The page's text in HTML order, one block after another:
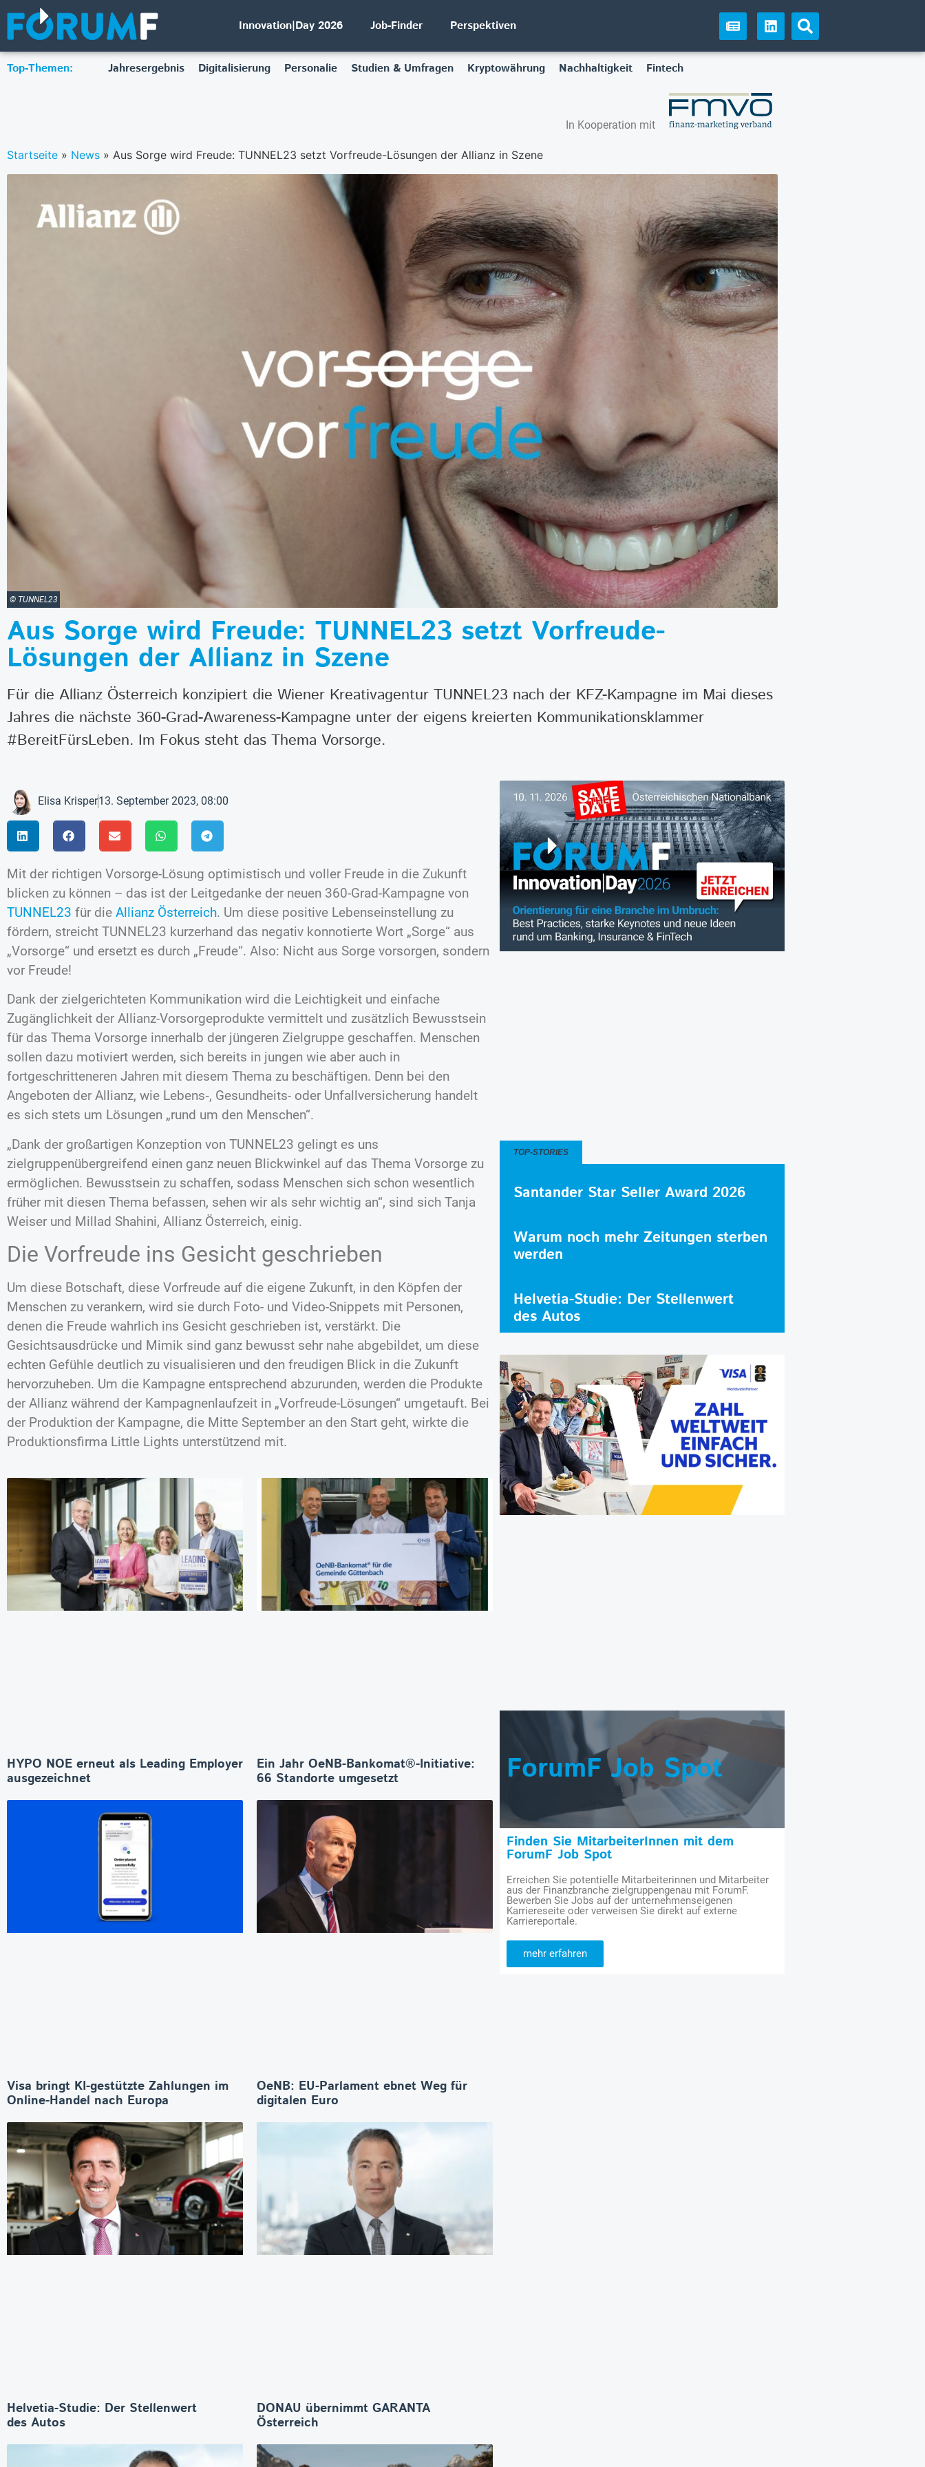
Innovation|Day 2026 Job-Finder Perspektiven
Top-Themen: Jahresergebnis Digitalisierung Personalie Studien & Umfragen Kryptowährung Nachhaltigkeit Fintech
In Kooperation mit
Startseite » News » Aus Sorge wird Freude: TUNNEL23 setzt Vorfreude-Lösungen der Allianz in Szene
© TUNNEL23
Aus Sorge wird Freude: TUNNEL23 setzt Vorfreude-
Lösungen der Allianz in Szene
Für die Allianz Österreich konzipiert die Wiener Kreativagentur TUNNEL23 nach der KFZ-Kampagne im Mai dieses
Jahres die nächste 360-Grad-Awareness-Kampagne unter der eigens kreierten Kommunikationsklammer
#BereitFürsLeben. Im Fokus steht das Thema Vorsorge.
Elisa Krisper13. September 2023, 08:00
Mit der richtigen Vorsorge-Lösung optimistisch und voller Freude in die Zukunft
blicken zu können – das ist der Leitgedanke der neuen 360-Grad-Kampagne von
TUNNEL23 für die Allianz Österreich. Um diese positive Lebenseinstellung zu
fördern, streicht TUNNEL23 kurzerhand das negativ konnotierte Wort „Sorge“ aus
„Vorsorge“ und ersetzt es durch „Freude“. Also: Nicht aus Sorge vorsorgen, sondern
vor Freude!
Dank der zielgerichteten Kommunikation wird die Leichtigkeit und einfache
Zugänglichkeit der Allianz-Vorsorgeprodukte vermittelt und zusätzlich Bewusstsein
für das Thema Vorsorge innerhalb der jüngeren Zielgruppe geschaffen. Menschen
sollen dazu motiviert werden, sich bereits in jungen wie aber auch in
fortgeschritteneren Jahren mit diesem Thema zu beschäftigen. Denn bei den
Angeboten der Allianz, wie Lebens‑, Gesundheits- oder Unfallversicherung handelt
es sich stets um Lösungen „rund um den Menschen“.
„Dank der großartigen Konzeption von TUNNEL23 gelingt es uns
zielgruppenübergreifend einen ganz neuen Blickwinkel auf das Thema Vorsorge zu
ermöglichen. Bewusstsein zu schaffen, sodass Menschen sich schon wesentlich
früher mit diesen Thema befassen, sehen wir als sehr wichtig an“, sind sich Tanja
Weiser und Millad Shahini, Allianz Österreich, einig.
Die Vorfreude ins Gesicht geschrieben
Um diese Botschaft, diese Vorfreude auf die eigene Zukunft, in den Köpfen der
Menschen zu verankern, wird sie durch Foto- und Video-Snippets mit Personen,
denen die Freude wahrlich ins Gesicht geschrieben ist, verstärkt. Die
Gesichtsausdrücke und Mimik sind ganz bewusst sehr nahe abgebildet, um diese
echten Gefühle deutlich zu visualisieren und den freudigen Blick in die Zukunft
hervorzuheben. Um die Kampagne entsprechend abzurunden, werden die Produkte
der Allianz während der Kampagnenlaufzeit in „Vorfreude-Lösungen“ umgetauft. Bei
der Produktion der Kampagne, die Mitte September an den Start geht, wirkte die
Produktionsfirma Little Lights unterstützend mit.
HYPO NOE erneut als Leading Employer
ausgezeichnet
Ein Jahr OeNB-Bankomat®-Initiative:
66 Standorte umgesetzt
Visa bringt KI-gestützte Zahlungen im
Online-Handel nach Europa
OeNB: EU-Parlament ebnet Weg für
digitalen Euro
Helvetia-Studie: Der Stellenwert
des Autos
DONAU übernimmt GARANTA
Österreich
TOP-STORIES
Santander Star Seller Award 2026
Warum noch mehr Zeitungen sterben
werden
Helvetia-Studie: Der Stellenwert
des Autos
ForumF Job Spot
Finden Sie MitarbeiterInnen mit dem
ForumF Job Spot
Erreichen Sie potentielle Mitarbeiterinnen und Mitarbeiter
aus der Finanzbranche zielgruppengenau mit ForumF.
Bewerben Sie Jobs auf der unternehmenseigenen
Karriereseite oder verweisen Sie direkt auf externe
Karriereportale.
mehr erfahren